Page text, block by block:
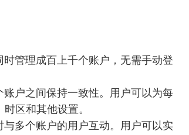
管理成百上千个账户，无需手动登
户之间保持一致性。用户可以为每
区和其他设置。
多个账户的用户互动。用户可以实